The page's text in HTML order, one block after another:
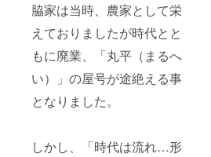
脇家は当時、農家として栄
えておりましたが時代とと
もに廃業、「丸平（まるへ
い）」の屋号が途絶える事
となりました。
しかし、「時代は流れ…形